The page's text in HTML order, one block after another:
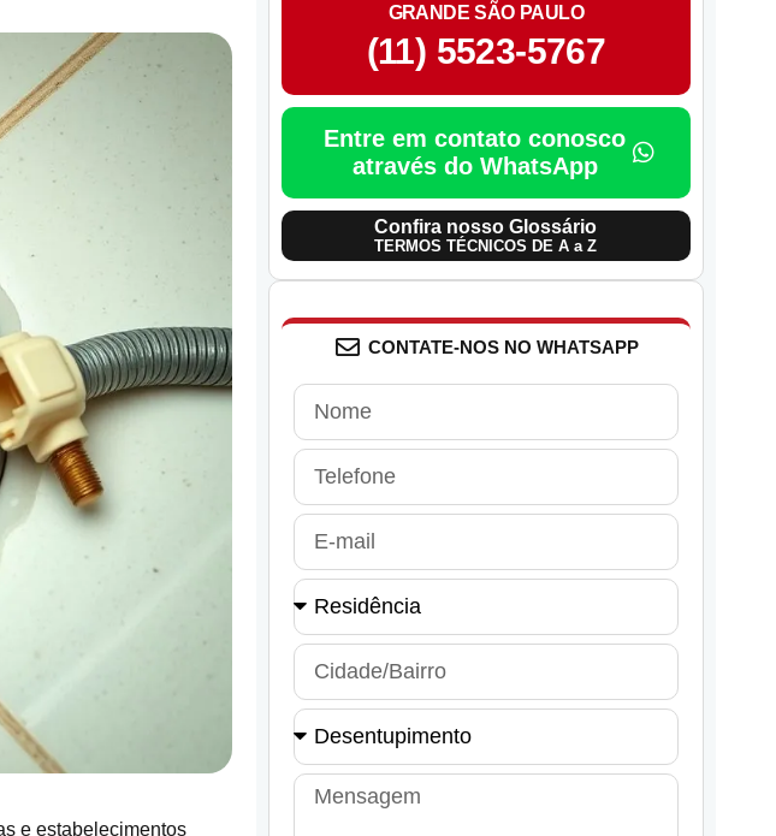
e estabelecimentos
GRANDE SÃO PAULO
(11) 5523-5767
Entre em contato conosco
através do WhatsApp
Confira nosso Glossário
TERMOS TÉCNICOS DE A a Z
CONTATE-NOS NO WHATSAPP